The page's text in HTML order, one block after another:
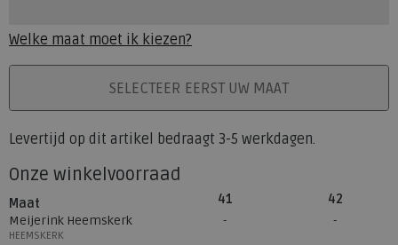
Welke maat moet ik kiezen?
PLAATS IN WINKELMANDSELECTEER EERST UW MAAT
Levertijd op dit artikel bedraagt 3-5 werkdagen.
Onze winkelvoorraad
Maat 41
42
Meijerink Heemskerk
HEEMSKERK